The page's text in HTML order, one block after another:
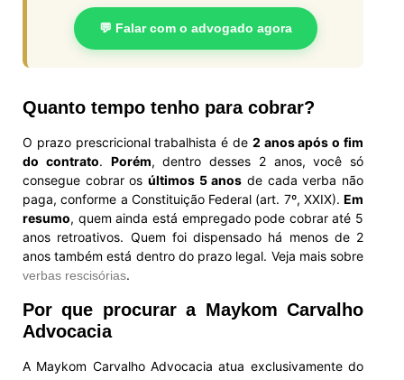
💬 Falar com o advogado agora
Quanto tempo tenho para cobrar?
O prazo prescricional trabalhista é de 2 anos após o fim
do contrato. Porém, dentro desses 2 anos, você só
consegue cobrar os últimos 5 anos de cada verba não
paga, conforme a Constituição Federal (art. 7º, XXIX). Em
resumo, quem ainda está empregado pode cobrar até 5
anos retroativos. Quem foi dispensado há menos de 2
anos também está dentro do prazo legal. Veja mais sobre
verbas rescisórias.
Por que procurar a Maykom Carvalho
Advocacia
A Maykom Carvalho Advocacia atua exclusivamente do